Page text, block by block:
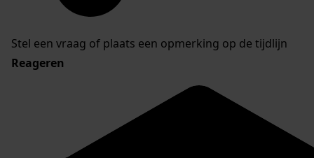
Stel een vraag of plaats een opmerking op de tijdlijn
Reageren